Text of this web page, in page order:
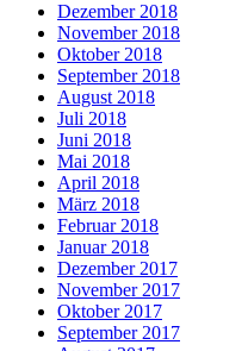
Dezember 2018
November 2018
Oktober 2018
September 2018
August 2018
Juli 2018
Juni 2018
Mai 2018
April 2018
März 2018
Februar 2018
Januar 2018
Dezember 2017
November 2017
Oktober 2017
September 2017